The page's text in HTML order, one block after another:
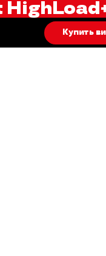
Купить